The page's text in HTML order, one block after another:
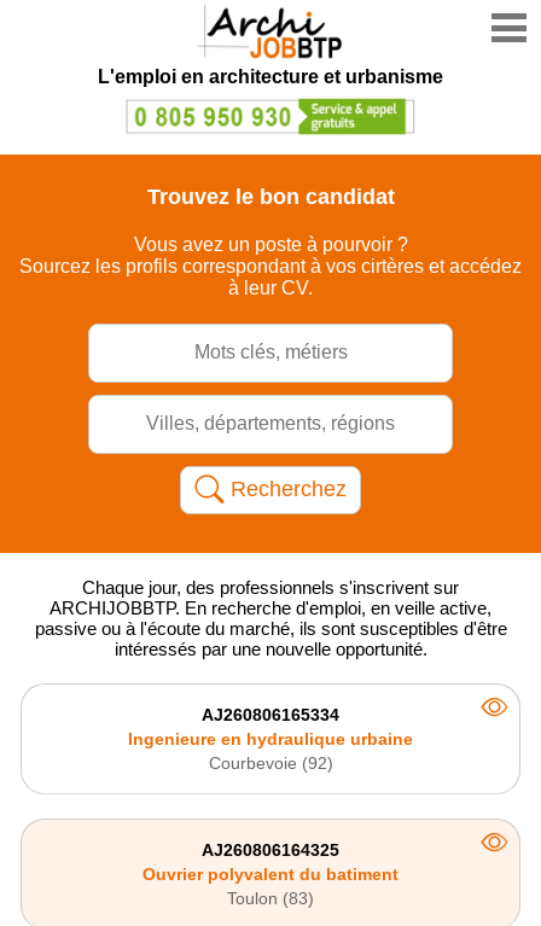
L'emploi en architecture et urbanisme
Trouvez le bon candidat
Vous avez un poste à pourvoir ?
Sourcez les profils correspondant à vos cirtères et accédez
à leur CV.
Recherchez
Chaque jour, des professionnels s'inscrivent sur
ARCHIJOBBTP. En recherche d'emploi, en veille active,
passive ou à l'écoute du marché, ils sont susceptibles d'être
intéressés par une nouvelle opportunité.
AJ260806165334
Ingenieure en hydraulique urbaine
Courbevoie (92)
AJ260806164325
Ouvrier polyvalent du batiment
Toulon (83)